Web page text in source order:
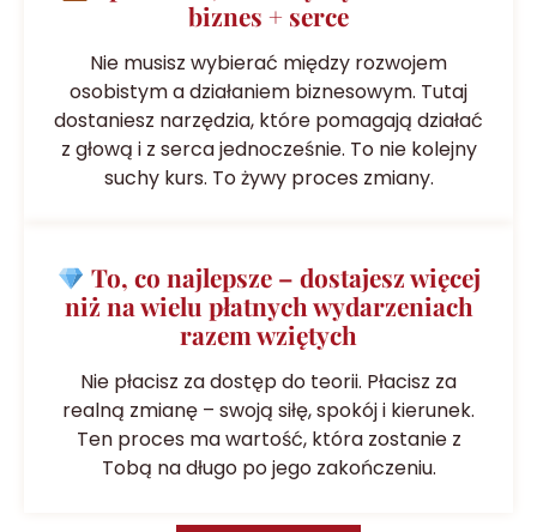
biznes + serce
Nie musisz wybierać między rozwojem
osobistym a działaniem biznesowym. Tutaj
dostaniesz narzędzia, które pomagają działać
z głową i z serca jednocześnie. To nie kolejny
suchy kurs. To żywy proces zmiany.
To, co najlepsze – dostajesz więcej
niż na wielu płatnych wydarzeniach
razem wziętych
Nie płacisz za dostęp do teorii. Płacisz za
realną zmianę – swoją siłę, spokój i kierunek.
Ten proces ma wartość, która zostanie z
Tobą na długo po jego zakończeniu.